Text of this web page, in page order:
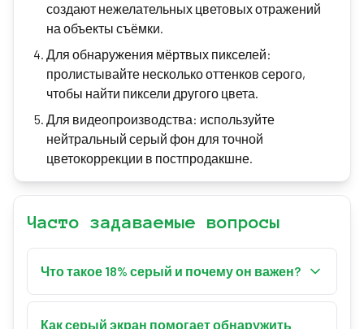
создают нежелательных цветовых отражений
на объекты съёмки.
Для обнаружения мёртвых пикселей:
пролистывайте несколько оттенков серого,
чтобы найти пиксели другого цвета.
Для видеопроизводства: используйте
нейтральный серый фон для точной
цветокоррекции в постпродакшне.
Часто задаваемые вопросы
Что такое 18% серый и почему он важен?
18% серый (средний серый) отражает 18%
падающего на него света. Это стандартный
Как серый экран помогает обнаружить